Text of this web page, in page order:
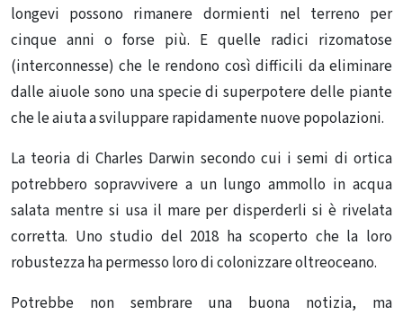
longevi possono rimanere dormienti nel terreno per
cinque anni o forse più. E quelle radici rizomatose
(interconnesse) che le rendono così difficili da eliminare
dalle aiuole sono una specie di superpotere delle piante
che le aiuta a sviluppare rapidamente nuove popolazioni.
La teoria di Charles Darwin secondo cui i semi di ortica
potrebbero sopravvivere a un lungo ammollo in acqua
salata mentre si usa il mare per disperderli si è rivelata
corretta. Uno studio del 2018 ha scoperto che la loro
robustezza ha permesso loro dicolonizzare oltreoceano.
Potrebbe non sembrare una buona notizia, ma